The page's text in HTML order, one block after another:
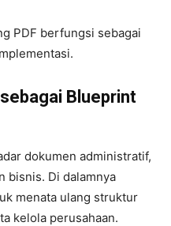
PDF berfungsi sebagai
Blueprint
dokumen administratif,
bisnis. Di dalamnya
menata ulang struktur
kelola perusahaan.